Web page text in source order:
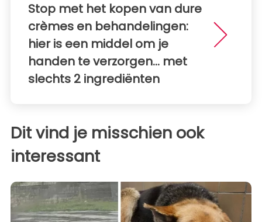
Stop met het kopen van dure
crèmes en behandelingen:
hier is een middel om je
handen te verzorgen… met
slechts 2 ingrediënten
Dit vind je misschien ook
interessant